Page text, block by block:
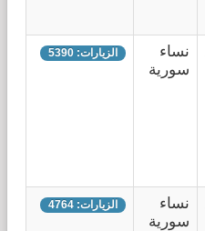
نساء
سورية
الزيارات: 5390
نساء
سورية
الزيارات: 4764